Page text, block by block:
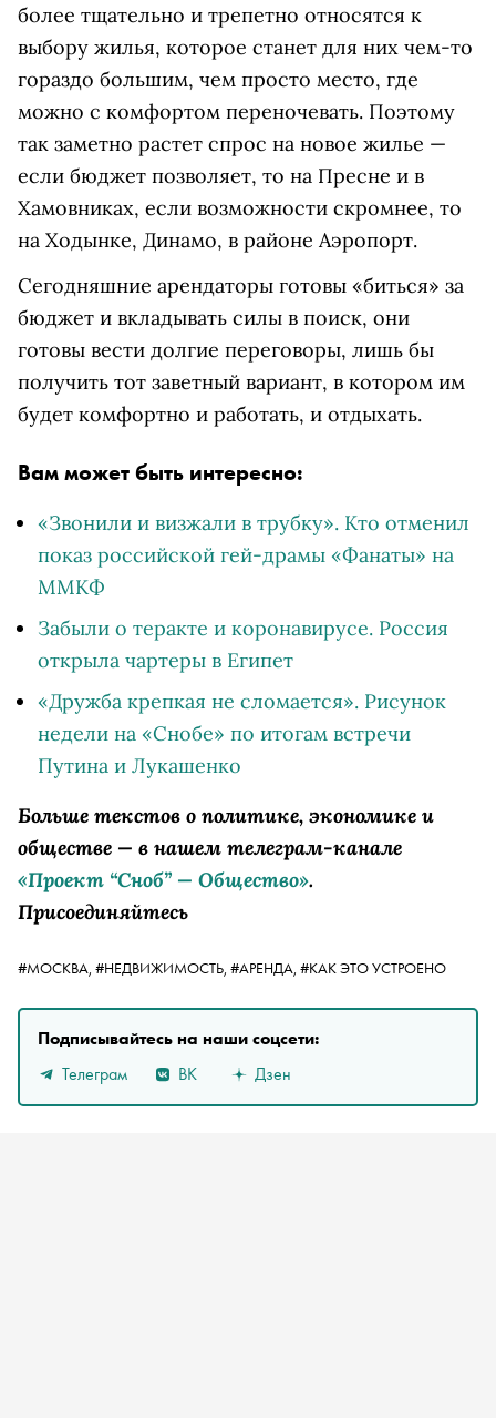
более тщательно и трепетно относятся к
выбору жилья, которое станет для них чем-то
гораздо большим, чем просто место, где
можно с комфортом переночевать. Поэтому
так заметно растет спрос на новое жилье —
если бюджет позволяет, то на Пресне и в
Хамовниках, если возможности скромнее, то
на Ходынке, Динамо, в районе Аэропорт.
Сегодняшние арендаторы готовы «биться» за
бюджет и вкладывать силы в поиск, они
готовы вести долгие переговоры, лишь бы
получить тот заветный вариант, в котором им
будет комфортно и работать, и отдыхать.
Вам может быть интересно:
«Звонили и визжали в трубку». Кто отменил
показ российской гей-драмы «Фанаты» на
ММКФ
Забыли о теракте и коронавирусе. Россия
открыла чартеры в Египет
«Дружба крепкая не сломается». Рисунок
недели на «Снобе» по итогам встречи
Путина и Лукашенко
Больше текстов о политике, экономике и
обществе — в нашем телеграм-канале
«Проект “Сноб” — Общество».
Присоединяйтесь
#МОСКВА, #НЕДВИЖИМОСТЬ, #АРЕНДА, #КАК ЭТО УСТРОЕНО
Подписывайтесь на наши соцсети:
Телеграм
ВК Дзен